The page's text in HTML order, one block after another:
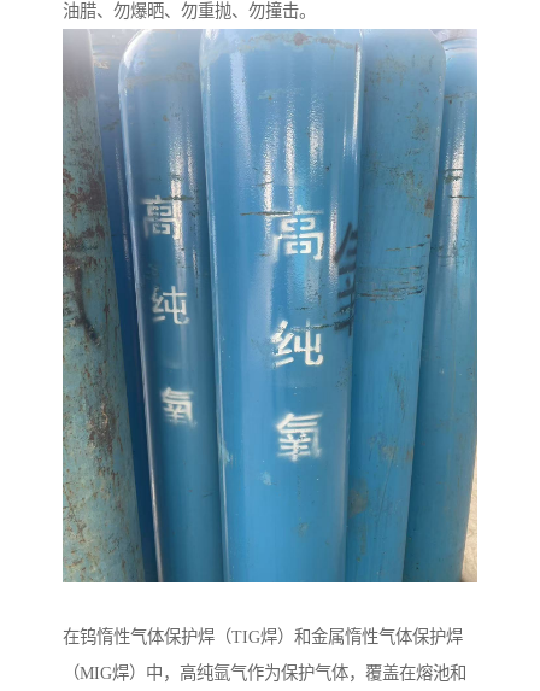
油腊、勿爆晒、勿重抛、勿撞击。
在钨惰性气体保护焊（TIG焊）和金属惰性气体保护焊
（MIG焊）中，高纯氩气作为保护气体，覆盖在熔池和